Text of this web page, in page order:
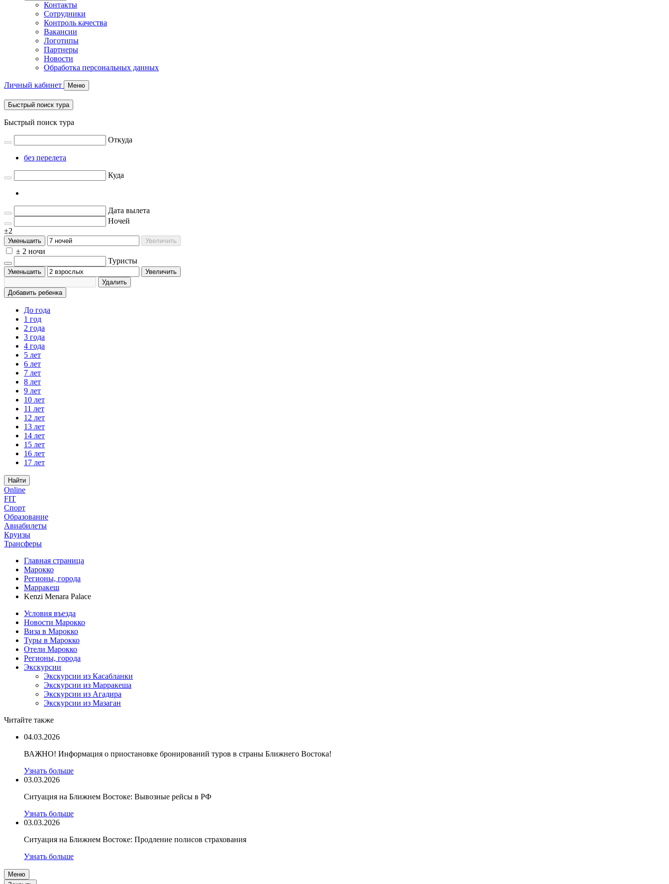
Контакты
Сотрудники
Контроль качества
Вакансии
Логотипы
Партнеры
Новости
Обработка персональных данных
Личный кабинет Меню
Быстрый поиск тура
Быстрый поиск тура
Откуда
без перелета
Куда
Дата вылета
Ночей
±2
Уменьшить Увеличить
± 2 ночи
Туристы
Уменьшить
Увеличить
Удалить
Добавить ребенка
До года
1 год
2 года
3 года
4 года
5 лет
6 лет
7 лет
8 лет
9 лет
10 лет
11 лет
12 лет
13 лет
14 лет
15 лет
16 лет
17 лет
Найти
Online
FIT
Спорт
Образование
Авиабилеты
Круизы
Трансферы
Главная страница
Марокко
Регионы, города
Марракеш
Kenzi Menara Palace
Условия въезда
Новости Марокко
Виза в Марокко
Туры в Марокко
Отели Марокко
Регионы, города
Экскурсии
Экскурсии из Касабланки
Экскурсии из Марракеша
Экскурсии из Агадира
Экскурсии из Мазаган
Читайте также
04.03.2026
ВАЖНО! Информация о приостановке бронирований туров в страны Ближнего Востока!
Узнать больше
03.03.2026
Ситуация на Ближнем Востоке: Вывозные рейсы в РФ
Узнать больше
03.03.2026
Ситуация на Ближнем Востоке: Продление полисов страхования
Узнать больше
Меню